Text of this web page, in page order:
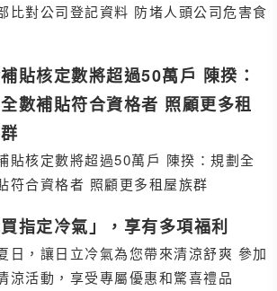
公司登記資料 防堵人頭公司危害食
貼核定數將超過50萬戶 陳揆：
數補貼符合資格者 照顧更多租
貼核定數將超過50萬戶 陳揆：規劃全
符合資格者 照顧更多租屋族群
買指定冷氣」，享有多項福利
日，讓日立冷氣為您帶來清涼舒爽 參加
涼活動，享受專屬優惠和驚喜禮品